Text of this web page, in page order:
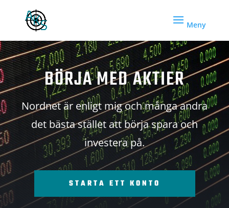
BÖRJA MED AKTIER
Nordnet är enligt mig och många andra
det bästa stället att börja spara och
investera på.
STARTA ETT KONTO